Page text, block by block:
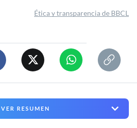
Ética y transparencia de BBCL
VER RESUMEN